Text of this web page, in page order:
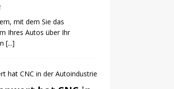
mit dem Sie das
Ihres Autos über Ihr
[...]